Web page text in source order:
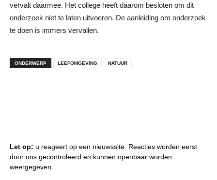
vervalt daarmee. Het college heeft daarom besloten om dit
onderzoek niet te laten uitvoeren. De aanleiding om onderzoek
te doen is immers vervallen.
ONDERWERP LEEFOMGEVING NATUUR
Let op: u reageert op een nieuwssite. Reacties worden eerst
door ons gecontroleerd en kunnen openbaar worden
weergegeven.